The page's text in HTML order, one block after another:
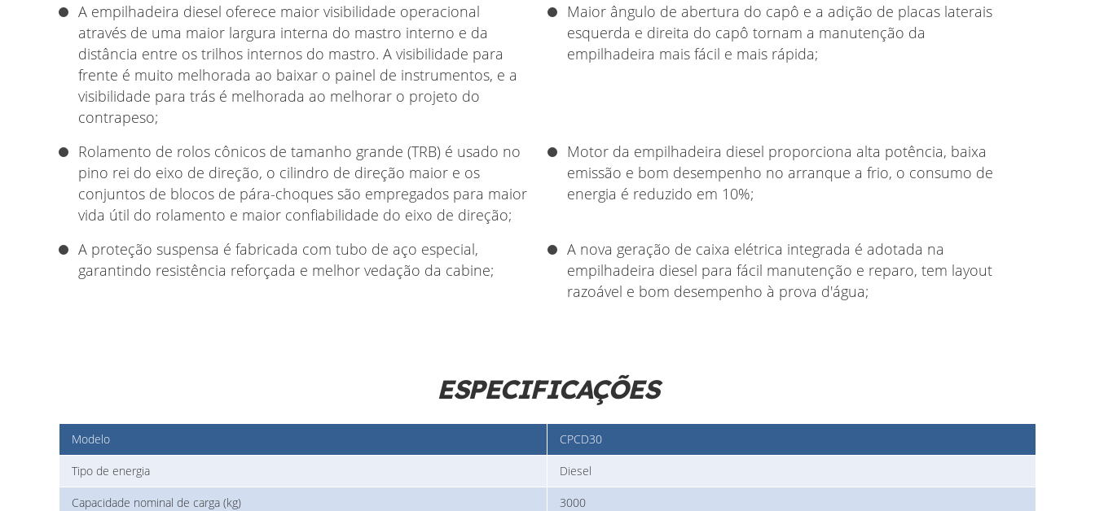
A empilhadeira diesel oferece maior visibilidade operacional
através de uma maior largura interna do mastro interno e da
distância entre os trilhos internos do mastro. A visibilidade para
frente é muito melhorada ao baixar o painel de instrumentos, e a
visibilidade para trás é melhorada ao melhorar o projeto do
contrapeso;
Maior ângulo de abertura do capô e a adição de placas laterais
esquerda e direita do capô tornam a manutenção da
empilhadeira mais fácil e mais rápida;
Rolamento de rolos cônicos de tamanho grande (TRB) é usado no
pino rei do eixo de direção, o cilindro de direção maior e os
conjuntos de blocos de pára-choques são empregados para maior
vida útil do rolamento e maior confiabilidade do eixo de direção;
Motor da empilhadeira diesel proporciona alta potência, baixa
emissão e bom desempenho no arranque a frio, o consumo de
energia é reduzido em 10%;
A proteção suspensa é fabricada com tubo de aço especial,
garantindo resistência reforçada e melhor vedação da cabine;
A nova geração de caixa elétrica integrada é adotada na
empilhadeira diesel para fácil manutenção e reparo, tem layout
razoável e bom desempenho à prova d'água;
ESPECIFICAÇÕES
Modelo CPCD30
Tipo de energia Diesel
Capacidade nominal de carga (kg) 3000